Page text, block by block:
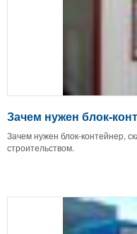
Зачем нужен блок-
Зачем нужен блок-контейнер,
строительством.